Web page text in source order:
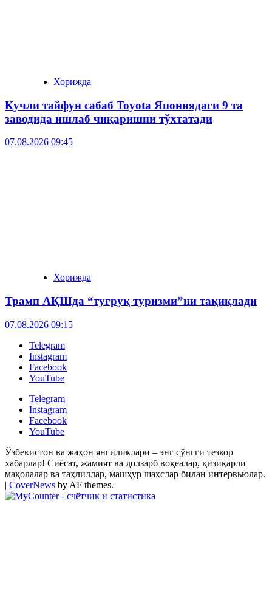
Хорижда
Кучли тайфун сабаб Toyota Япониядаги 9 та
заводида ишлаб чиқаришни тўхтатади
07.08.2026 09:45
Хорижда
Трамп АҚШда “туғруқ туризми”ни тақиқлади
07.08.2026 09:15
Telegram
Instagram
Facebook
YouTube
Telegram
Instagram
Facebook
YouTube
Ўзбекистон ва жаҳон янгиликлари – энг сўнгги тезкор
хабарлар! Сиёсат, жамият ва долзарб воқеалар, қизиқарли
мақолалар ва таҳлиллар, машҳур шахслар билан интервьюлар.
| CoverNews by AF themes.